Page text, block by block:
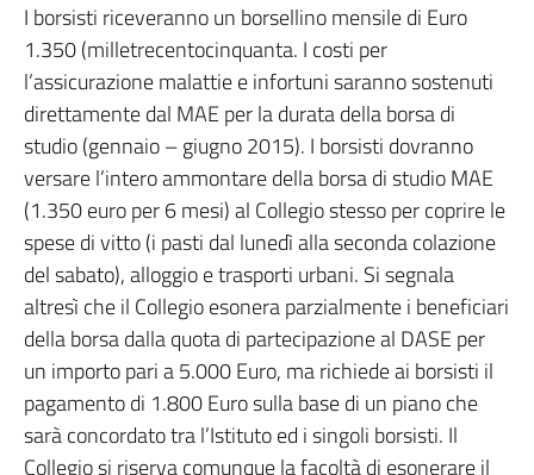
I borsisti riceveranno un borsellino mensile di Euro
1.350 (milletrecentocinquanta. I costi per
l’assicurazione malattie e infortuni saranno sostenuti
direttamente dal MAE per la durata della borsa di
studio (gennaio – giugno 2015). I borsisti dovranno
versare l’intero ammontare della borsa di studio MAE
(1.350 euro per 6 mesi) al Collegio stesso per coprire le
spese di vitto (i pasti dal lunedì alla seconda colazione
del sabato), alloggio e trasporti urbani. Si segnala
altresì che il Collegio esonera parzialmente i beneficiari
della borsa dalla quota di partecipazione al DASE per
un importo pari a 5.000 Euro, ma richiede ai borsisti il
pagamento di 1.800 Euro sulla base di un piano che
sarà concordato tra l’Istituto ed i singoli borsisti. Il
Collegio si riserva comunque la facoltà di esonerare il